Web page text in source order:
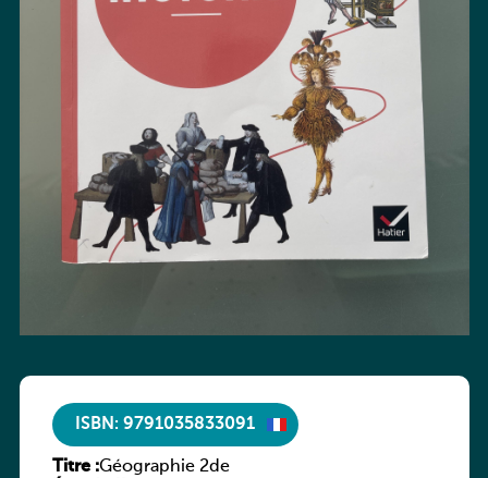
ISBN: 9791035833091
Titre :Géographie 2de